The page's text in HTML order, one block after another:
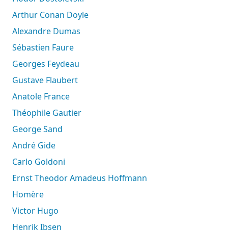
Arthur Conan Doyle
Alexandre Dumas
Sébastien Faure
Georges Feydeau
Gustave Flaubert
Anatole France
Théophile Gautier
George Sand
André Gide
Carlo Goldoni
Ernst Theodor Amadeus Hoffmann
Homère
Victor Hugo
Henrik Ibsen